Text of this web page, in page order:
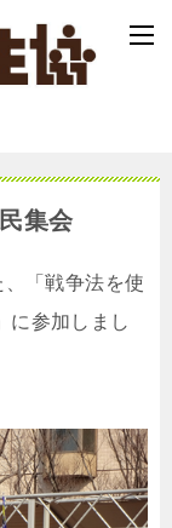
集会
「戦争法を使
に参加しまし